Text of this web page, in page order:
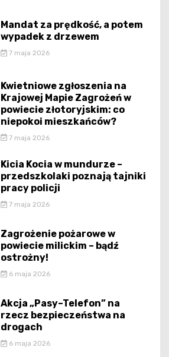
Mandat za prędkość, a potem
wypadek z drzewem
7 maja 2026
Kwietniowe zgłoszenia na
Krajowej Mapie Zagrożeń w
powiecie złotoryjskim: co
niepokoi mieszkańców?
7 maja 2026
Kicia Kocia w mundurze –
przedszkolaki poznają tajniki
pracy policji
7 maja 2026
Zagrożenie pożarowe w
powiecie milickim – bądź
ostrożny!
6 maja 2026
Akcja „Pasy–Telefon” na
rzecz bezpieczeństwa na
drogach
6 maja 2026